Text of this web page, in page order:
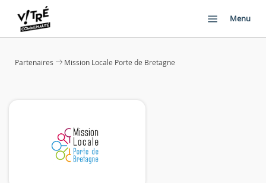
Menu
Partenaires Mission Locale Porte de Bretagne